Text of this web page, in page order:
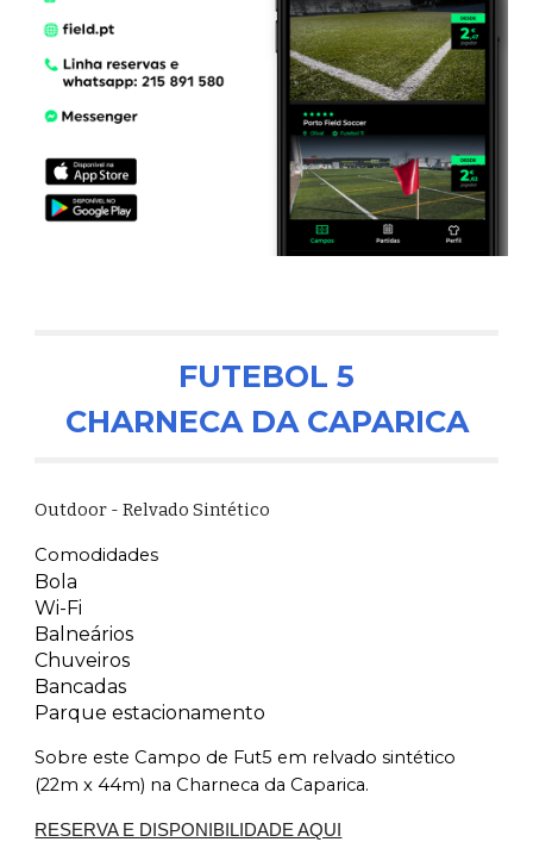
FUTEBOL 5
CHARNECA DA CAPARICA
Outdoor - Relvado Sintético
Comodidades
Bola
Wi-Fi
Balneários
Chuveiros
Bancadas
Parque estacionamento
Sobre este Campo de Fut5 em relvado sintético
(22m x 44m) na Charneca da Caparica.
RESERVA E DISPONIBILIDADE AQUI